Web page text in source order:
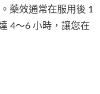
藥效通常在服用後 1
4～6 小時，讓您在